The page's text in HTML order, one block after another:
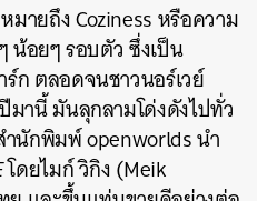
มายถึง Coziness หรือความ
น้อยๆ รอบตัว ซึ่งเป็น
ก ตลอดจนชาวนอร์เวย์
านี้ มันลุกลามโด่งดังไปทั่ว
ำนักพิมพ์ openworlds นำ
โดยไมก์ วิกิง (Meik